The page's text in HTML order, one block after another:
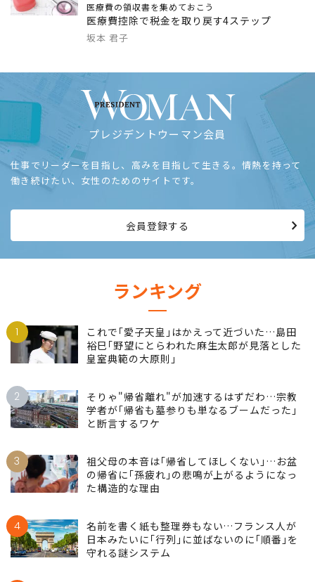
医療費の領収書を集めておこう
医療費控除で税金を取り戻す4ステップ
坂本 君子
プレジデントウーマン会員
仕事でリーダーを目指し、高みを目指して生きる。情熱を持って
働き続けたい、女性のためのサイトです。
会員登録する
ランキング
1
これで｢愛子天皇｣はかえって近づいた…島田
裕巳｢野望にとらわれた麻生太郎が見落とした
皇室典範の大原則｣
2
そりゃ"帰省離れ"が加速するはずだわ…宗教
学者が｢帰省も墓参りも単なるブームだった｣
と断言するワケ
3
祖父母の本音は｢帰省してほしくない｣…お盆
の帰省に｢孫疲れ｣の悲鳴が上がるようになっ
た構造的な理由
4
名前を書く紙も整理券もない…フランス人が
日本みたいに｢行列｣に並ばないのに｢順番｣を
守れる謎システム